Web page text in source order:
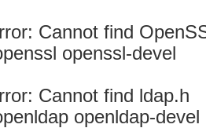
Cannot find
openssl-devel
Cannot find ldap.h
openldap-devel